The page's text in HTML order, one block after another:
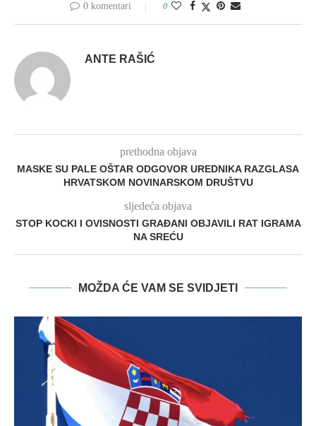
0 komentari 0
ANTE RAŠIĆ
prethodna objava
MASKE SU PALE OŠTAR ODGOVOR UREDNIKA RAZGLASA
HRVATSKOM NOVINARSKOM DRUŠTVU
sljedeća objava
STOP KOCKI I OVISNOSTI GRAĐANI OBJAVILI RAT IGRAMA
NA SREĆU
MOŽDA ĆE VAM SE SVIDJETI